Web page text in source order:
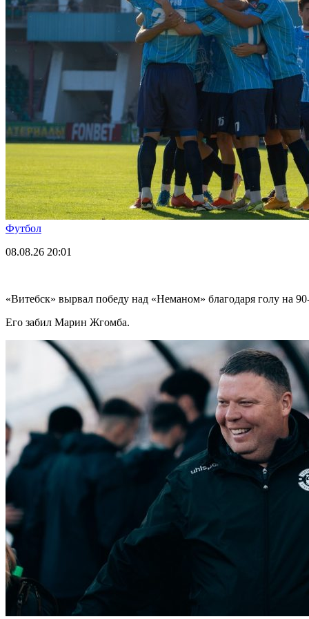
Футбол
08.08.26 20:01
«Витебск» вырвал победу над «Неманом» благодаря голу на
Его забил Марин Жгомба.